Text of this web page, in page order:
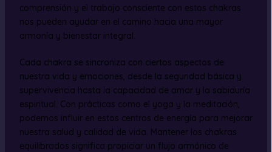
comprensión y el trabajo consciente con estos chakras
nos pueden ayudar en el camino hacia una mayor
armonía y bienestar integral.
Cada chakra se sincroniza con ciertos aspectos de
nuestra vida y emociones, desde la seguridad básica y
supervivencia hasta la capacidad de amar y la sabiduría
espiritual. Con prácticas como el yoga y la meditación,
podemos influir en estos centros de energía para mejorar
nuestra salud y calidad de vida. Mantener los chakras
equilibrados significa propiciar un flujo armónico de